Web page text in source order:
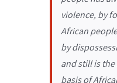
violence, by
African
by
and still is
basis of